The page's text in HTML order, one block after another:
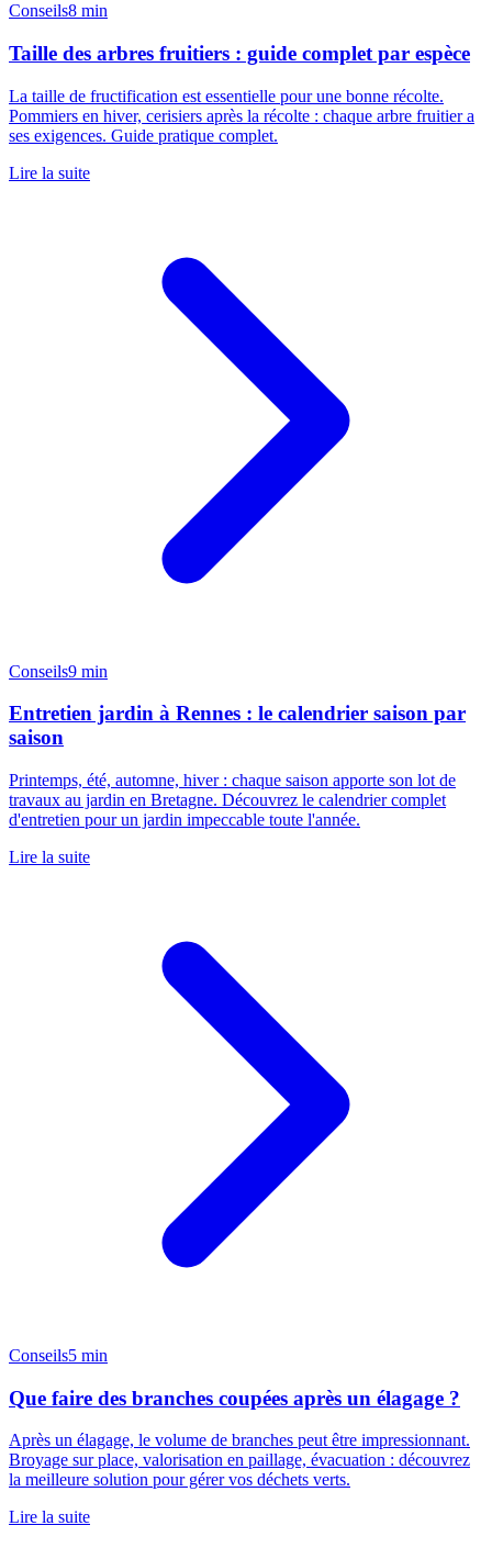
Conseils8 min
Taille des arbres fruitiers : guide complet par espèce
La taille de fructification est essentielle pour une bonne récolte.
Pommiers en hiver, cerisiers après la récolte : chaque arbre fruitier a
ses exigences. Guide pratique complet.
Lire la suite
Conseils9 min
Entretien jardin à Rennes : le calendrier saison par
saison
Printemps, été, automne, hiver : chaque saison apporte son lot de
travaux au jardin en Bretagne. Découvrez le calendrier complet
d'entretien pour un jardin impeccable toute l'année.
Lire la suite
Conseils5 min
Que faire des branches coupées après un élagage ?
Après un élagage, le volume de branches peut être impressionnant.
Broyage sur place, valorisation en paillage, évacuation : découvrez
la meilleure solution pour gérer vos déchets verts.
Lire la suite